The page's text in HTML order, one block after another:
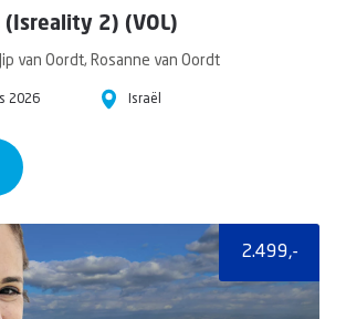
(Isreality 2) (VOL)
van Oordt, Rosanne van Oordt
2026 Israël
2.499,-